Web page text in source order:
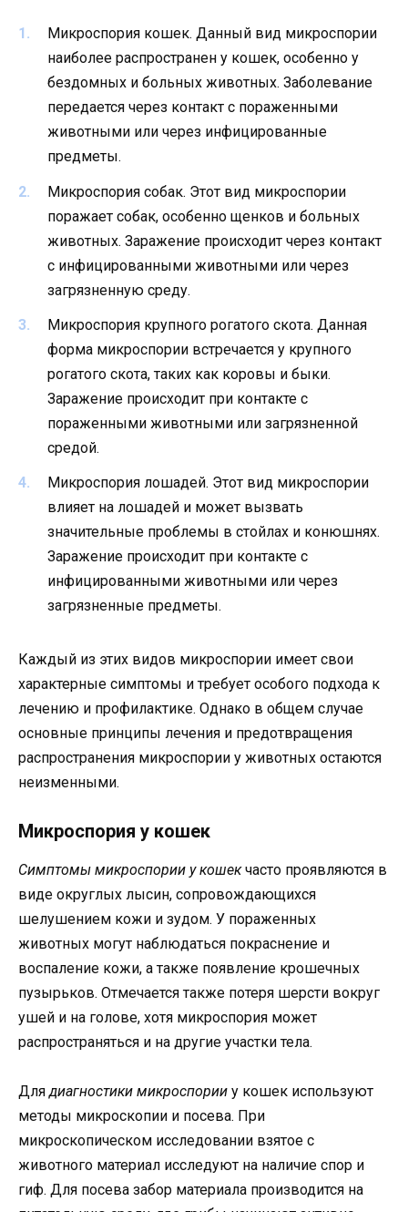
Микроспория кошек. Данный вид микроспории
наиболее распространен у кошек, особенно у
бездомных и больных животных. Заболевание
передается через контакт с пораженными
животными или через инфицированные
предметы.
Микроспория собак. Этот вид микроспории
поражает собак, особенно щенков и больных
животных. Заражение происходит через контакт
с инфицированными животными или через
загрязненную среду.
Микроспория крупного рогатого скота. Данная
форма микроспории встречается у крупного
рогатого скота, таких как коровы и быки.
Заражение происходит при контакте с
пораженными животными или загрязненной
средой.
Микроспория лошадей. Этот вид микроспории
влияет на лошадей и может вызвать
значительные проблемы в стойлах и конюшнях.
Заражение происходит при контакте с
инфицированными животными или через
загрязненные предметы.
Каждый из этих видов микроспории имеет свои
характерные симптомы и требует особого подхода к
лечению и профилактике. Однако в общем случае
основные принципы лечения и предотвращения
распространения микроспории у животных остаются
неизменными.
Микроспория у кошек
Симптомы микроспории у кошекчасто проявляются в
виде округлых лысин, сопровождающихся
шелушением кожи и зудом. У пораженных
животных могут наблюдаться покраснение и
воспаление кожи, а также появление крошечных
пузырьков. Отмечается также потеря шерсти вокруг
ушей и на голове, хотя микроспория может
распространяться и на другие участки тела.
Длядиагностики микроспории у кошек используют
методы микроскопии и посева. При
микроскопическом исследовании взятое с
животного материал исследуют на наличие спор и
гиф. Для посева забор материала производится на